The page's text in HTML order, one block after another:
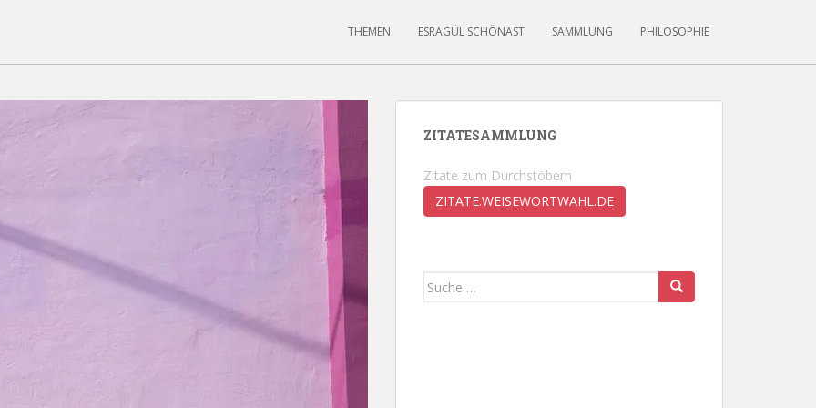
THEMEN ESRAGÜL SCHÖNAST SAMMLUNG PHILOSOPHIE
ZITATESAMMLUNG
Zitate zum Durchstöbern
ZITATE.WEISEWORTWAHL.DE
Suche